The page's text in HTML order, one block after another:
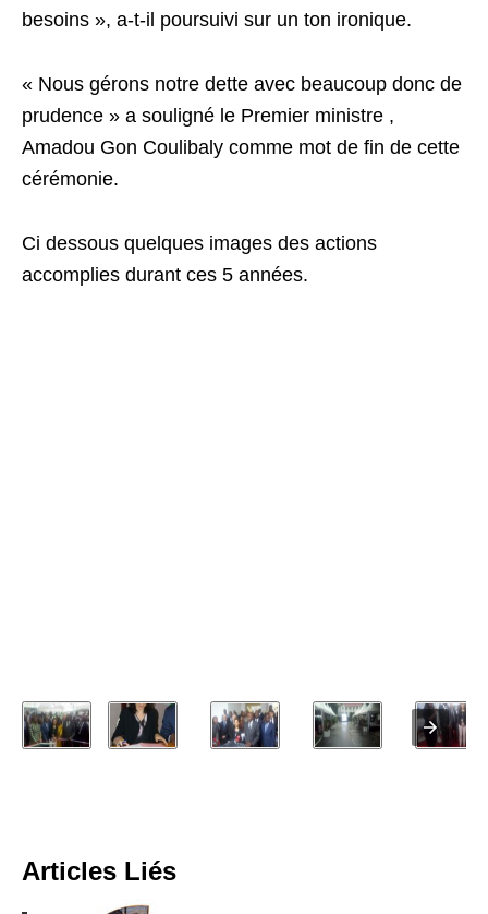
besoins », a-t-il poursuivi sur un ton ironique.
« Nous gérons notre dette avec beaucoup donc de
prudence » a souligné le Premier ministre ,
Amadou Gon Coulibaly comme mot de fin de cette
cérémonie.
Ci dessous quelques images des actions
accomplies durant ces 5 années.
Articles Liés